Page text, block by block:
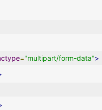
="multipart/form-data">